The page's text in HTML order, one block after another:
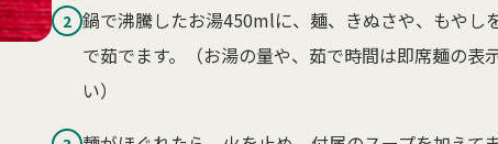
2 鍋で沸騰したお湯450mlに、麺、きぬさや、もやし
で茹でます。（お湯の量や、茹で時間は即席麺の表
い）